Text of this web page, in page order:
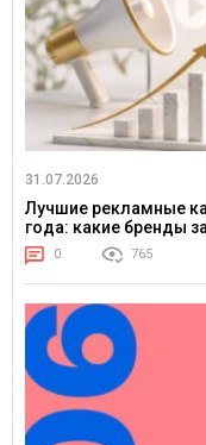
31.07.2026
Лучшие рекламные
года: какие бренды
0 765